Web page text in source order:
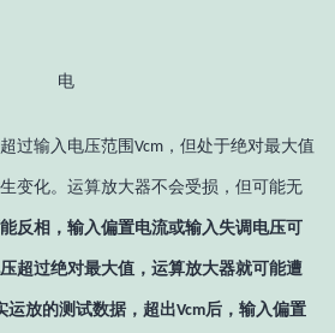
电
过输入电压范围 Vcm ，但处于绝对最大值
变化。运算放大器不会受损，但可能无
反相，输入偏置电流或输入失调电压可
超过绝对最大值，运算放大器就可能遭
运放的测试数据，超出Vcm后，输入偏置